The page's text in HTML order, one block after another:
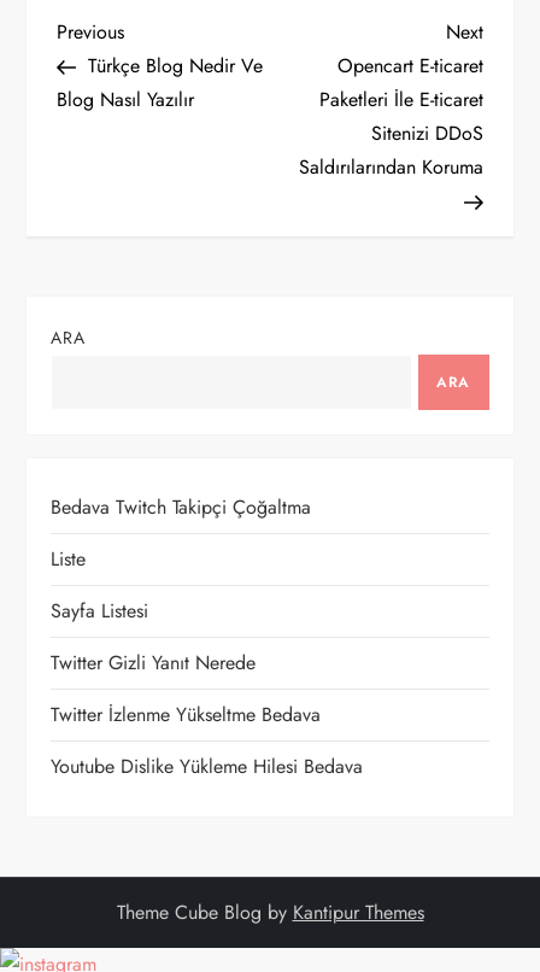
Y
a
e
n
m
e
s
i
Previous
Post
Previous
Türkçe Blog Nedir Ve
Blog Nasıl Yazılır
Next
Post
Next
Opencart E-ticaret
Paketleri İle E-ticaret
Sitenizi DDoS
Saldırılarından Koruma
ARA
ARA
Bedava Twitch Takipçi Çoğaltma
Liste
Sayfa Listesi
Twitter Gizli Yanıt Nerede
Twitter İzlenme Yükseltme Bedava
Youtube Dislike Yükleme Hilesi Bedava
Theme Cube Blog by Kantipur Themes